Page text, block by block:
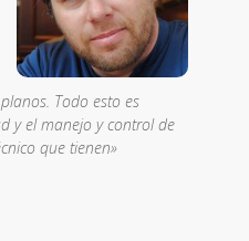
Todo esto es